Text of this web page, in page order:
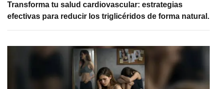
Transforma tu salud cardiovascular: estrategias
efectivas para reducir los triglicéridos de forma natural.